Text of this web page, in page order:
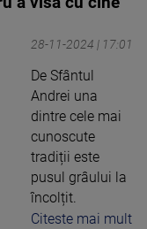
28-11-2024 | 17:01
De Sfântul
Andrei una
dintre cele mai
cunoscute
tradiții este
pusul grâului la
încolțit.
Citeste mai mult